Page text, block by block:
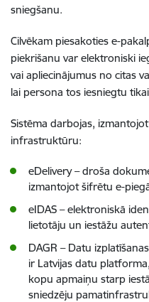
sniegšanu.
Cilvēkam piesakoties e-
piekrišanu var elektroniski
vai apliecinājumus no citas
lai persona tos iesniegtu
Sistēma darbojas,
infrastruktūru:
eDelivery – droša
izmantojot šifrētu e-
eIDAS – elektroniskā
lietotāju un iestāžu
DAGR – Datu
ir Latvijas datu
kopu apmaiņu starp
sniedzēju